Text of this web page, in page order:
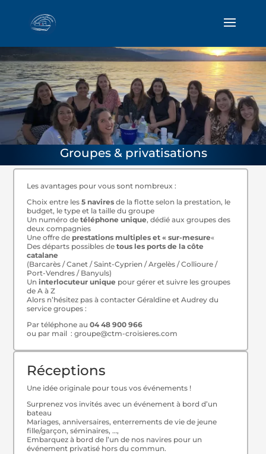
Groupes & privatisations
Les avantages pour vous sont nombreux :
Choix entre les 5 naviresde la flotte selon la prestation, le
budget, le type et la taille du groupe
Un numéro de téléphone unique, dédié aux groupes des
deux compagnies
Une offre deprestations multiples et « sur-mesure«
Des départs possibles de tous les ports de la côte
catalane
(Barcarès / Canet / Saint-Cyprien / Argelès / Collioure /
Port-Vendres / Banyuls)
Un interlocuteur unique pour gérer et suivre les groupes
de A à Z
Alors n’hésitez pas à contacter Géraldine et Audrey du
service groupes :
Par téléphone au 04 48 900 966
ou par mail : groupe@ctm-croisieres.com
Réceptions
Une idée originale pour tous vos événements !
Surprenez vos invités avec un événement à bord d’un
bateau
​Mariages, anniversaires, enterrements de vie de jeune
fille/garçon, séminaires, …,
​Embarquez à bord de l’un de nos navires pour un
événement privatisé hors du commun.